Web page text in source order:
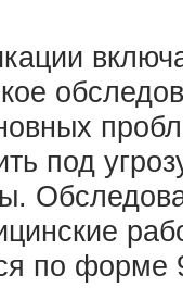
под
по форме